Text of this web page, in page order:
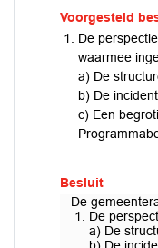
Voorgesteld
De
waarmee
a) De
b) De
c) Een
Besluit
De
De
a) De